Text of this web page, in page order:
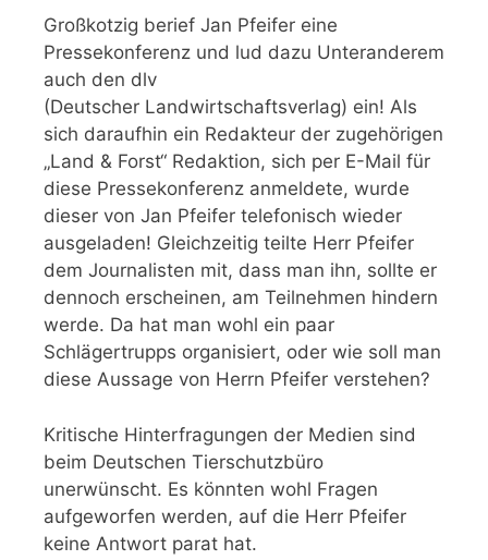
Großkotzig berief Jan Pfeifer eine
Pressekonferenz und lud dazu Unteranderem
auch den dlv
(Deutscher Landwirtschaftsverlag) ein! Als
sich daraufhin ein Redakteur der zugehörigen
„Land & Forst“ Redaktion, sich per E-Mail für
diese Pressekonferenz anmeldete, wurde
dieser von Jan Pfeifer telefonisch wieder
ausgeladen! Gleichzeitig teilte Herr Pfeifer
dem Journalisten mit, dass man ihn, sollte er
dennoch erscheinen, am Teilnehmen hindern
werde. Da hat man wohl ein paar
Schlägertrupps organisiert, oder wie soll man
diese Aussage von Herrn Pfeifer verstehen?
Kritische Hinterfragungen der Medien sind
beim Deutschen Tierschutzbüro
unerwünscht. Es könnten wohl Fragen
aufgeworfen werden, auf die Herr Pfeifer
keine Antwort parat hat.